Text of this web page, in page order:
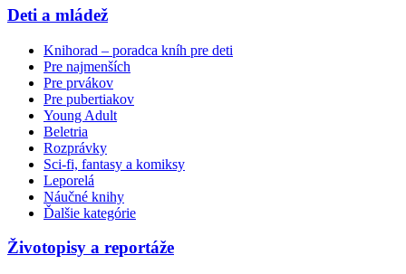
Deti a mládež
Knihorad – poradca kníh pre deti
Pre najmenších
Pre prvákov
Pre pubertiakov
Young Adult
Beletria
Rozprávky
Sci-fi, fantasy a komiksy
Leporelá
Náučné knihy
Ďalšie kategórie
Životopisy a reportáže